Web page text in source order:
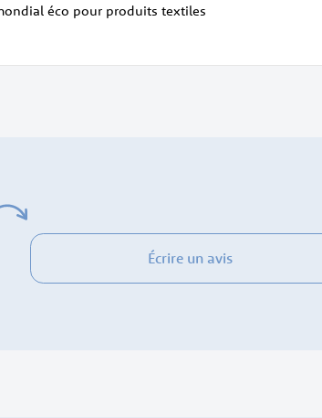
éco pour produits textiles
Écrire un avis